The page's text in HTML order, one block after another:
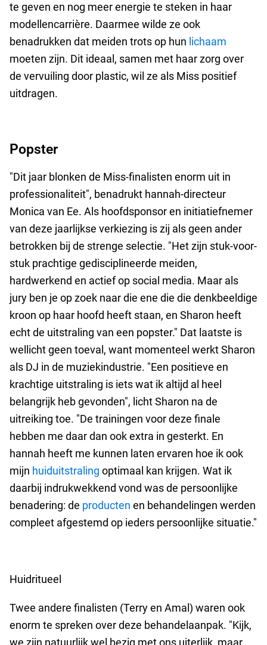
te geven en nog meer energie te steken in haar
modellencarrière. Daarmee wilde ze ook
benadrukken dat meiden trots op hun lichaam
moeten zijn. Dit ideaal, samen met haar zorg over
de vervuiling door plastic, wil ze als Miss positief
uitdragen.
Popster
"Dit jaar blonken de Miss-finalisten enorm uit in
professionaliteit", benadrukt hannah-directeur
Monica van Ee. Als hoofdsponsor en initiatiefnemer
van deze jaarlijkse verkiezing is zij als geen ander
betrokken bij de strenge selectie. "Het zijn stuk-voor-
stuk prachtige gedisciplineerde meiden,
hardwerkend en actief op social media. Maar als
jury ben je op zoek naar die ene die die denkbeeldige
kroon op haar hoofd heeft staan, en Sharon heeft
echt de uitstraling van een popster." Dat laatste is
wellicht geen toeval, want momenteel werkt Sharon
als DJ in de muziekindustrie. "Een positieve en
krachtige uitstraling is iets wat ik altijd al heel
belangrijk heb gevonden", licht Sharon na de
uitreiking toe. "De trainingen voor deze finale
hebben me daar dan ook extra in gesterkt. En
hannah heeft me kunnen laten ervaren hoe ik ook
mijn huiduitstraling optimaal kan krijgen. Wat ik
daarbij indrukwekkend vond was de persoonlijke
benadering: de producten en behandelingen werden
compleet afgestemd op ieders persoonlijke situatie."
Huidritueel
Twee andere finalisten (Terry en Amal) waren ook
enorm te spreken over deze behandelaanpak. "Kijk,
we zijn natuurlijk wel bezig met ons uiterlijk, maar